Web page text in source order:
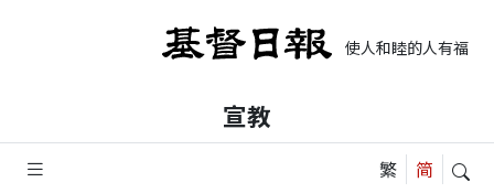
使人和睦的人有福了
宣教